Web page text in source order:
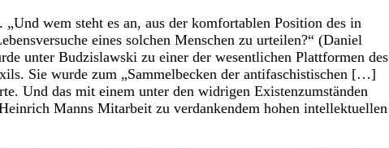
wem steht es an, aus der komfortablen Position des in
eines solchen Menschen zu urteilen?“ (Daniel
unter Budzislawski zu einer der wesentlichen Plattformen des
Sie wurde zum „Sammelbecken der antifaschistischen […]
Und das mit einem unter den widrigen Existenzumständen
Manns Mitarbeit zu verdankendem hohen intellektuellen